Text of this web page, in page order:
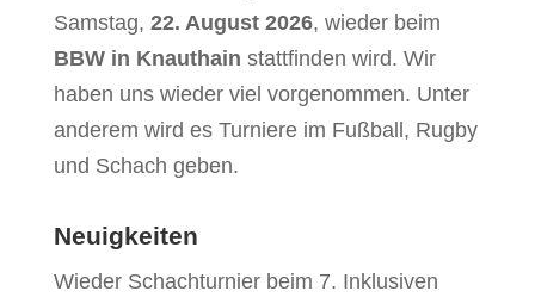
Samstag, 22. August 2026, wieder beim
BBW in Knauthain stattfinden wird. Wir
haben uns wieder viel vorgenommen. Unter
anderem wird es Turniere im Fußball, Rugby
und Schach geben.
Neuigkeiten
Wieder Schachturnier beim 7. Inklusiven